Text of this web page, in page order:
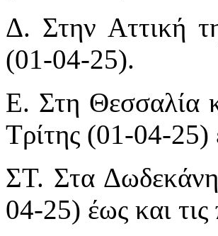
Δ. Στην Αττική
(01-04-25).
Ε. Στη Θεσσαλία
Τρίτης (01-04-25)
ΣΤ. Στα
04-25) έως και